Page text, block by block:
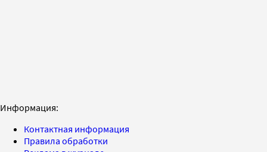
Информация:
Контактная информация
Правила обработки